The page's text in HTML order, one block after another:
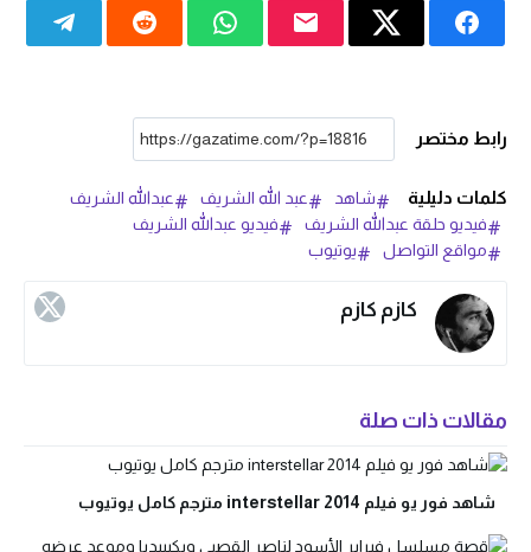
رابط مختصر
كلمات دليلية شاهد عبد الله الشريف
عبدالله الشريف
فيديو حلقة عبدالله الشريف
فيديو عبدالله الشريف
مواقع التواصل
يوتيوب
كازم كازم
مقالات ذات صلة
شاهد فور يو فيلم interstellar 2014 مترجم كامل يوتيوب